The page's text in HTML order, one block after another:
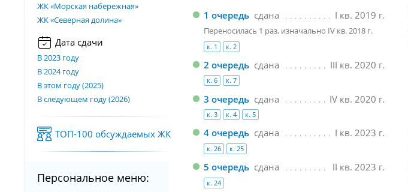
ЖК «Морская набережная»
ЖК «Северная долина»
Дата сдачи
В 2023 году
В 2024 году
В этом году (2025)
В следующем году (2026)
ТОП-100 обсуждаемых ЖК
Персональное меню:
I кв. 2019 г.
1 очередь сдана
Переносилась 1 раз, изначально IV кв. 2018 г.
к. 1 к. 2
III кв. 2020 г.
2 очередь сдана
к. 6 к. 7
IV кв. 2020 г.
3 очередь сдана
к. 3 к. 4 к. 5
I кв. 2023 г.
4 очередь сдана
к. 26 к. 25
II кв. 2023 г.
5 очередь сдана
к. 24